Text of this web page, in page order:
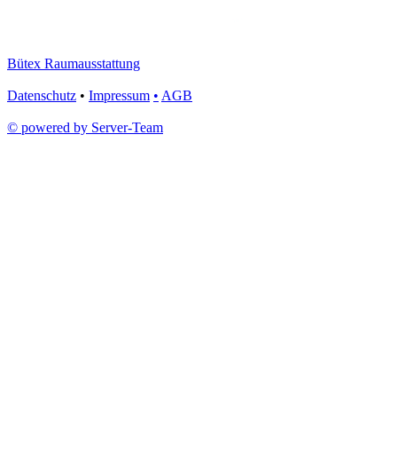
Bütex Raumausstattung
Datenschutz • Impressum • AGB
© powered by Server-Team